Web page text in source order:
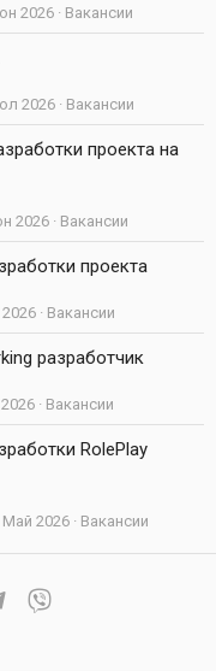
Вакансии
2026
Вакансии
2026
проекта на
Вакансии
2026
проекта
Вакансии
разработчик
Вакансии
RolePlay
Вакансии
Май 2026
Telegram